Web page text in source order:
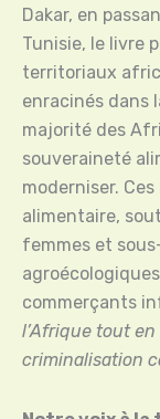
Dakar, en
Tunisie, le livre
territoriaux
enracinés dans
majorité des
souveraineté
moderniser.
alimentaire,
femmes et
commerçants
l’Afrique tout
criminalisation